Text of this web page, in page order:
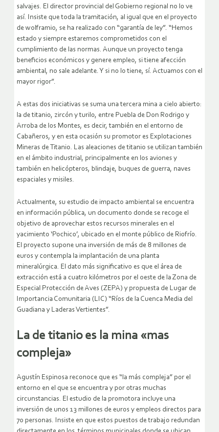
salvajes. El director provincial del Gobierno regional no lo ve
así. Insiste que toda la tramitación, al igual que en el proyecto
de wolframio, se ha realizado con “garantía de ley”. “Hemos
estado y siempre estaremos comprometidos con el
cumplimiento de las normas. Aunque un proyecto tenga
beneficios económicos y genere empleo, si tiene afección
ambiental, no sale adelante. Y si no lo tiene, sí. Actuamos con el
mayor rigor”.
A estas dos iniciativas se suma una tercera mina a cielo abierto:
la de titanio, zircón y turilo, entre Puebla de Don Rodrigo y
Arroba de los Montes, es decir, también en el entorno de
Cabañeros, y en esta ocasión su promotor es Explotaciones
Mineras de Titanio. Las aleaciones de titanio se utilizan también
en el ámbito industrial, principalmente en los aviones y
también en helicópteros, blindaje, buques de guerra, naves
espaciales y misiles.
Actualmente, su estudio de impacto ambiental se encuentra
en información pública, un documento donde se recoge el
objetivo de aprovechar estos recursos minerales en el
yacimiento ‘Pochico’, ubicado en el monte público de Riofrío.
El proyecto supone una inversión de más de 8 millones de
euros y contempla la implantación de una planta
mineralúrgica. El dato más significativo es que el área de
extracción está a cuatro kilómetros por el oeste de la Zona de
Especial Protección de Aves (ZEPA) y propuesta de Lugar de
Importancia Comunitaria (LIC) “Ríos de la Cuenca Media del
Guadiana y Laderas Vertientes”.
La de titanio es la mina «mas
compleja»
Agustín Espinosa reconoce que es “la más compleja” por el
entorno en el que se encuentra y por otras muchas
circunstancias. El estudio de la promotora incluye una
inversión de unos 13 millones de euros y empleos directos para
70 personas. Insiste en que estos puestos de trabajo redundan